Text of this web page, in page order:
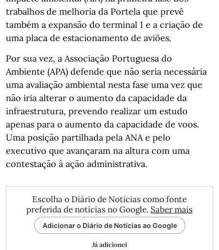
trabalhos de melhoria da Portela que prevê
também a expansão do terminal 1 e a criação de
uma placa de estacionamento de aviões.
Por sua vez, a Associação Portuguesa do
Ambiente (APA) defende que não seria necessária
uma avaliação ambiental nesta fase uma vez que
não iria alterar o aumento da capacidade da
infraestrutura, prevendo realizar um estudo
apenas para o aumento da capacidade de voos.
Uma posição partilhada pela ANA e pelo
executivo que avançaram na altura com uma
contestação à ação administrativa.
Escolha o Diário de Notícias como fonte
preferida de notícias no Google. Saber mais
Adicionar o Diário de Notícias ao Google
Já adicionei